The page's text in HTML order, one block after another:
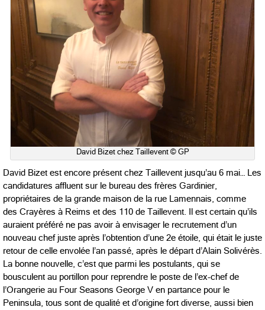
David Bizet chez Taillevent © GP
David Bizet est encore présent chez Taillevent jusqu’au 6 mai… Les
candidatures affluent sur le bureau des frères Gardinier,
propriétaires de la grande maison de la rue Lamennais, comme
des Crayères à Reims et des 110 de Taillevent. Il est certain qu’ils
auraient préféré ne pas avoir à envisager le recrutement d’un
nouveau chef juste après l’obtention d’une 2e étoile, qui était le juste
retour de celle envolée l’an passé, après le départ d’Alain Solivérès.
La bonne nouvelle, c’est que parmi les postulants, qui se
bousculent au portillon pour reprendre le poste de l’ex-chef de
l’Orangerie au Four Seasons George V en partance pour le
Peninsula, tous sont de qualité et d’origine fort diverse, aussi bien